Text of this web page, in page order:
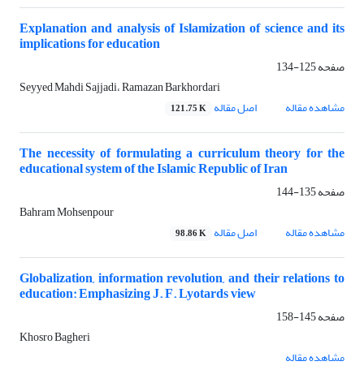
Explanation and analysis of Islamization of science and its
implications for education
صفحه125-134
Seyyed Mahdi Sajjadi، Ramazan Barkhordari
مشاهده مقاله
اصل مقاله 121.75 K
The necessity of formulating a curriculum theory for the
educational system of the Islamic Republic of Iran
صفحه135-144
Bahram Mohsenpour
مشاهده مقاله
اصل مقاله 98.86 K
Globalization, information revolution, and their relations to
education: Emphasizing J. F. Lyotards view
صفحه145-158
Khosro Bagheri
مشاهده مقاله